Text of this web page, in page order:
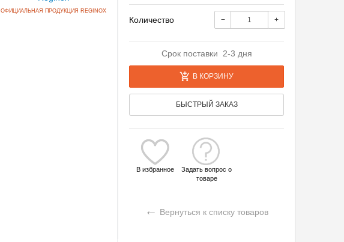
ОФИЦИАЛЬНАЯ ПРОДУКЦИЯ REGINOX
Количество − +
Срок поставки 2-3 дня
В КОРЗИНУ
БЫСТРЫЙ ЗАКАЗ
В избранное
Задать вопрос о
товаре
← Вернуться к списку товаров